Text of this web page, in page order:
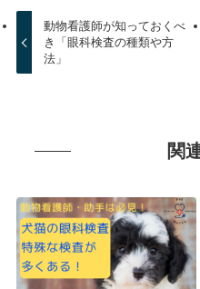
動物看護師が知っておくべ
き「眼科検査の種類や方
法」
関